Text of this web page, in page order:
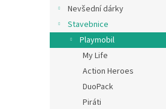
Nevšední dárky
Stavebnice
Playmobil
My Life
Action Heroes
DuoPack
Piráti